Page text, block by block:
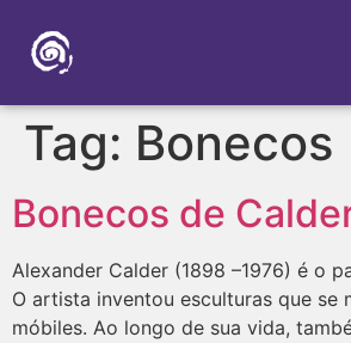
Tag: Bonecos
Bonecos de
Alexander Calder (1898 –1976) é o
O artista inventou esculturas que se
móbiles. Ao longo de sua vida,